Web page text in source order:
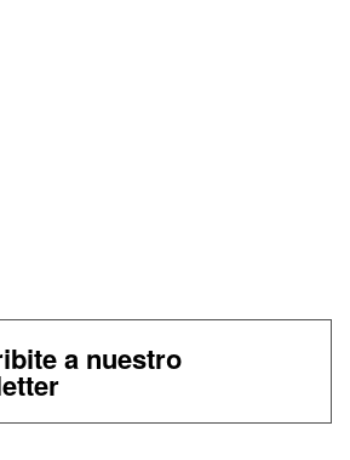
a nuestro